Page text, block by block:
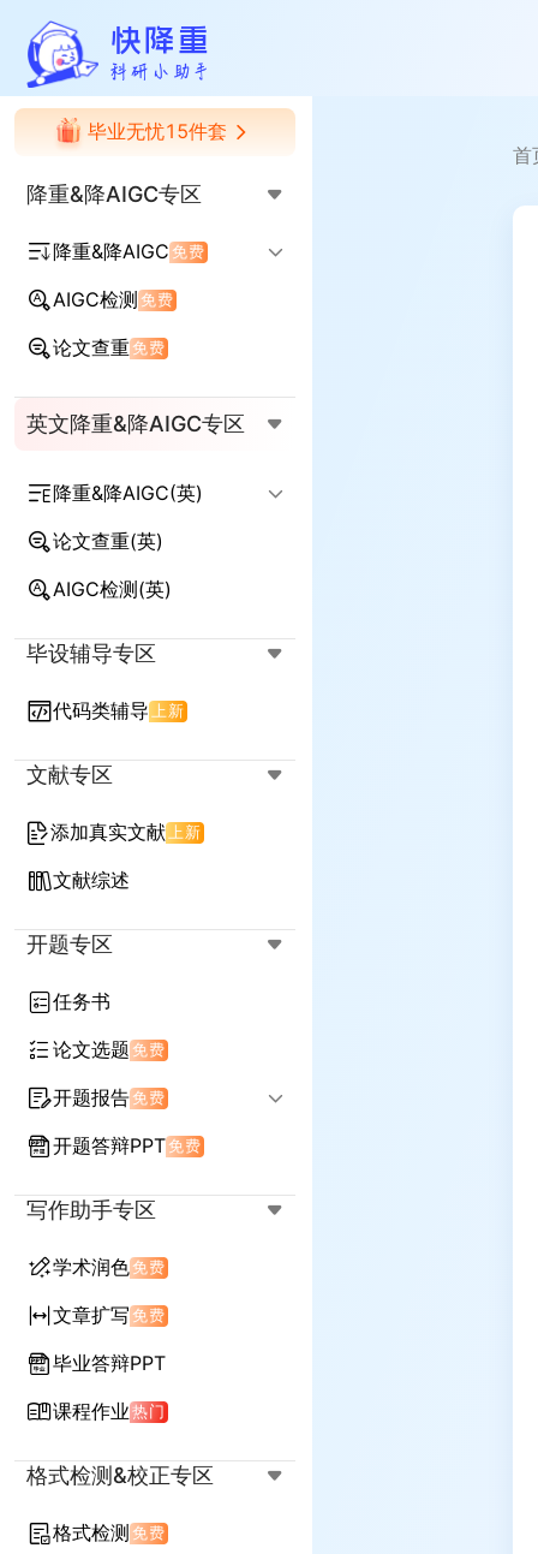
快降重
毕业无忧15件套
降重&降AIGC专区
降重&降AIGC免费
降AIGC率
AIGC+查重率双降
AIGC检测 免费
论文查重免费
英文降重&降AIGC专区
降重&降AIGC(英)
降AIGC率(英)
降查重率+AIGC率(英)
论文查重(英)
AIGC检测(英)
毕设辅导专区
代码类辅导 上新
文献专区
添加真实文献 上新
文献综述
开题专区
任务书
论文选题 免费
开题报告免费
输入标题生成开题
开题答辩PPT免费
写作助手专区
学术润色免费
文章扩写免费
毕业答辩PPT
课程作业热门
格式检测&校正专区
格式检测 免费
首